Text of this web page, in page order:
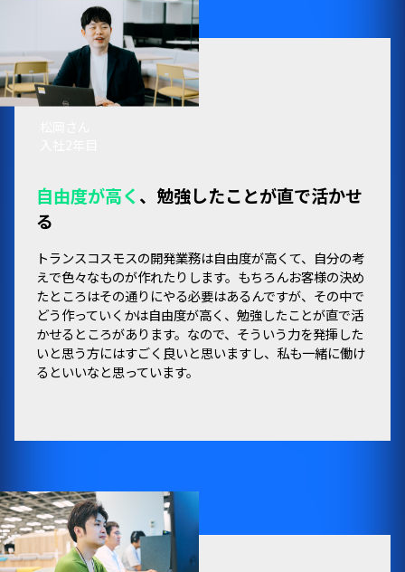
自由度が高く、勉強したことが直で活かせ
る
トランスコスモスの開発業務は自由度が高くて、自分の考
えで色々なものが作れたりします。もちろんお客様の決め
たところはその通りにやる必要はあるんですが、その中で
どう作っていくかは自由度が高く、勉強したことが直で活
かせるところがあります。なので、そういう力を発揮した
いと思う方にはすごく良いと思いますし、私も一緒に働け
るといいなと思っています。